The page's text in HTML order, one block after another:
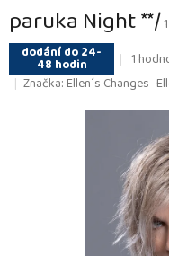
paruka Night **/
dodání do 24-
48 hodin
je
5
1
Značka:Ellen´s Changes -